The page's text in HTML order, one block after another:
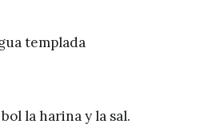
templada
la harina y la sal.